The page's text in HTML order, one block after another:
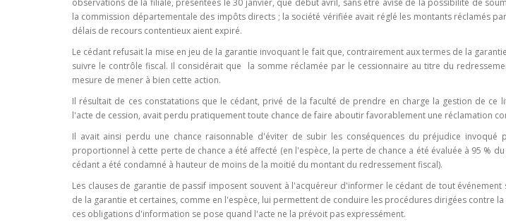
observations de la filiale, présentées le 30 janvier, que début avril, sans être avisé de la possibilité de
la commission départementale des impôts directs ; la société vérifiée avait réglé les montants réclamés
délais de recours contentieux aient expiré.
Le cédant refusait la mise en jeu de la garantie invoquant le fait que, contrairement aux termes de la
suivre le contrôle fiscal. Il considérait que la somme réclamée par le cessionnaire au titre du
mesure de mener à bien cette action.
Il résultait de ces constatations que le cédant, privé de la faculté de prendre en charge la gestion de ce
l'acte de cession, avait perdu pratiquement toute chance de faire aboutir favorablement une réclamation
Il avait ainsi perdu une chance raisonnable d'éviter de subir les conséquences du préjudice invoqué
proportionnel à cette perte de chance a été affecté (en l'espèce, la perte de chance a été évaluée à 95 %
cédant a été condamné à hauteur de moins de la moitié du montant du redressement fiscal).
Les clauses de garantie de passif imposent souvent à l'acquéreur d'informer le cédant de tout
de la garantie et certaines, comme en l'espèce, lui permettent de conduire les procédures dirigées contre
ces obligations d'information se pose quand l'acte ne la prévoit pas expressément.